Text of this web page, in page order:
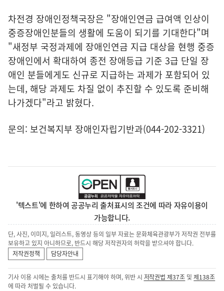
차전경 장애인정책국장은 "장애인연금 급여액 인상이
중증장애인분들의 생활에 도움이 되기를 기대한다"며
"새정부 국정과제에 장애인연금 지급 대상을 현행 중증
장애인에서 확대하여 종전 장애등급 기준 3급 단일 장
애인 분들에게도 신규로 지급하는 과제가 포함되어 있
는데, 해당 과제도 차질 없이 추진할 수 있도록 준비해
나가겠다"라고 밝혔다.
문의: 보건복지부 장애인자립기반과(044-202-3321)
'텍스트'에 한하여 공공누리 출처표시의 조건에 따라 자유이용이
가능합니다.
단, 사진, 이미지, 일러스트, 동영상 등의 일부 자료는 문화체육관광부가 저작권 전부를
보유하고 있지 아니하므로, 반드시 해당 저작권자의 허락을 받으셔야 합니다.
저작권정책
담당자안내
기사 이용 시에는 출처를 반드시 표기해야 하며, 위반 시 저작권법 제37조 및제138조
에 따라 처벌될 수 있습니다.